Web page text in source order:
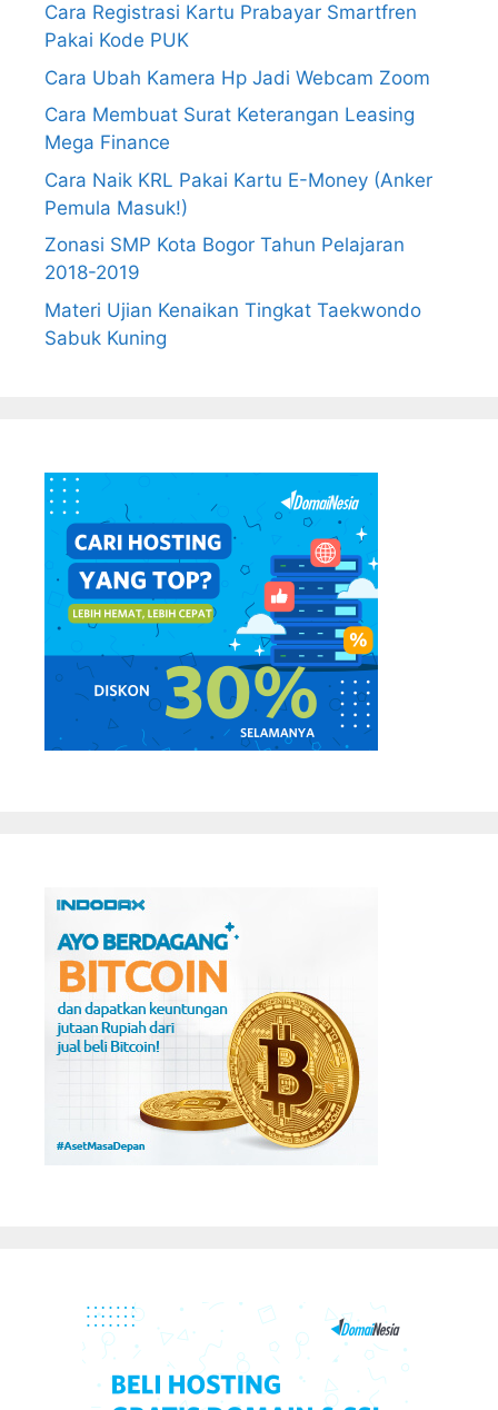
Cara Registrasi Kartu Prabayar Smartfren
Pakai Kode PUK
Cara Ubah Kamera Hp Jadi Webcam Zoom
Cara Membuat Surat Keterangan Leasing
Mega Finance
Cara Naik KRL Pakai Kartu E-Money (Anker
Pemula Masuk!)
Zonasi SMP Kota Bogor Tahun Pelajaran
2018-2019
Materi Ujian Kenaikan Tingkat Taekwondo
Sabuk Kuning